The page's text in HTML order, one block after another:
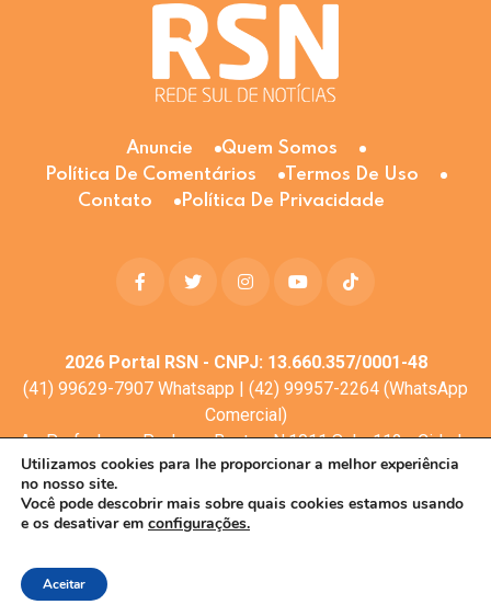
Anuncie
Quem Somos
Política De Comentários
Termos De Uso
Contato
Política De Privacidade
2026Portal RSN - CNPJ: 13.660.357/0001-48
(41) 99629-7907 Whatsapp | (42) 99957-2264 (WhatsApp
Comercial)
Av. Profa. Laura Pacheco Bastos N:1011 Sala: 112 - Cidade
dos Lagos, Guarapuava - PR, 85053-525
© Todos os direitos reservados
Utilizamos cookies para lhe proporcionar a melhor experiência
no nosso site.
Você pode descobrir mais sobre quais cookies estamos usando
e os desativar em configurações.
Aceitar